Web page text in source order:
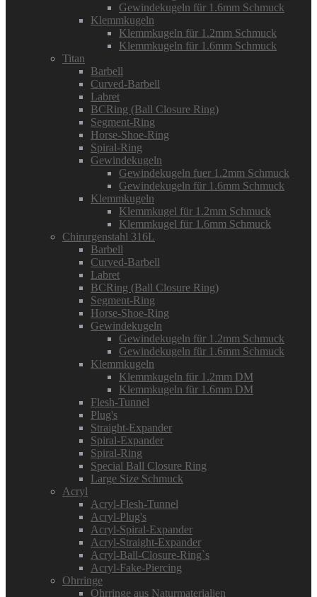
Gewindekugeln für 1.6mm Schmuck
Klemmkugeln
Klemmkugeln für 1.2mm Schmuck
Klemmkugeln für 1.6mm Schmuck
Titan
Barbell
Curved-Barbell
Labret
BCRing (Ball Closure Ring)
Segment-Ring
Horse-Shoe-Ring
Spiral-Ring
Gewindekugeln
Gewindekugeln fuer 1.2mm Schmuck
Gewindekugeln für 1.6mm Schmuck
Klemmkugeln
Klemmkugel für 1.2mm Schmuck
Klemmkugel für 1.6mm Schmuck
Chirurgenstahl 316L
Barbell
Curved-Barbell
Labret
BCRing (Ball Closure Ring)
Segment-Ring
Horse-Shoe-Ring
Gewindekugeln
Gewindekugeln für 1.2mm Schmuck
Gewindekugeln für 1.6mm Schmuck
Klemmkugeln
Klemmkugeln für 1.2mm DM
Klemmkugeln für 1.6mm DM
Flesh-Tunnel
Plug's
Straight-Expander
Spiral-Expander
Spiral-Ring
Special Ball Closure Ring
Large Size Schmuck
Acryl
Acryl-Flesh-Tunnel
Acryl-Plug's
Acryl-Spiral-Expander
Acryl-Straight-Expander
Acryl-Ball-Closure-Ring`s
Acryl-Fake-Piercing
Ohrringe
Ohrringe aus Naturmaterialien